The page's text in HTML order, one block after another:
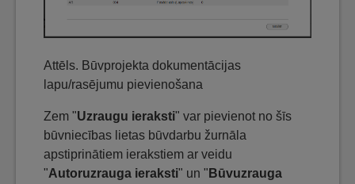
Attēls. Būvprojekta dokumentācijas
lapu/rasējumu pievienošana
Zem "Uzraugu ieraksti" var pievienot no šīs
būvniecības lietas būvdarbu žurnāla
apstiprinātiem ierakstiem ar veidu
"Autoruzrauga ieraksti" un " Būvuzrauga